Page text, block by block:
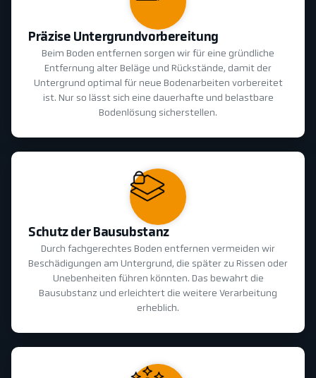
Präzise Untergrundvorbereitung
Beim Boden entfernen sorgen wir für eine gründliche
Entfernung alter Beläge und Rückstände, damit der
Untergrund optimal für neue Bodenarbeiten vorbereitet
ist. Nur so lässt sich eine dauerhafte und belastbare
Bodenlösung sicherstellen.
Schutz der Bausubstanz
Durch fachgerechtes Boden entfernen vermeiden wir
Beschädigungen am Untergrund, die später zu Rissen oder
Unebenheiten führen könnten. Das bewahrt die
Bausubstanz und erleichtert die weitere Verarbeitung
erheblich.